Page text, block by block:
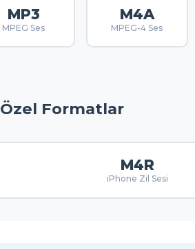
MP3
MPEG Ses
M4A
MPEG-4 Ses
Özel Formatlar
M4R
iPhone Zil Sesi